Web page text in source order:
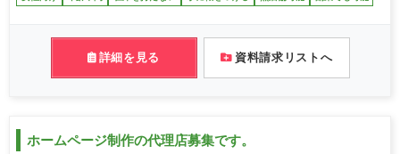
詳細を見る 資料請求リストへ
ホームページ制作の代理店募集です。